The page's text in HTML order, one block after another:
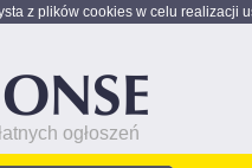
z plików cookies w celu realizacji
ogłoszeń